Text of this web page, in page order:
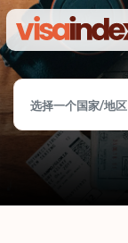
选择一个国家/地区